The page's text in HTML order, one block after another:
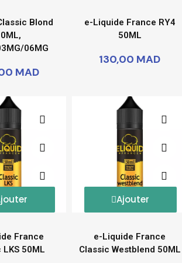
Blond
06MG
MAD
e-Liquide France RY4
50ML
130,00 MAD
France
LKS 50ML
Ajouter
e-Liquide France
Classic Westblend 50ML